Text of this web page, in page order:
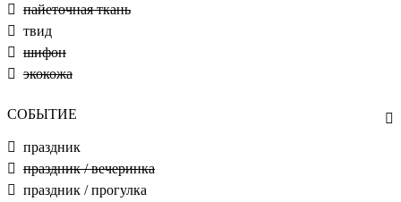
пайеточная ткань
твид
шифон
экокожа
СОБЫТИЕ
праздник
праздник / вечеринка
праздник / прогулка